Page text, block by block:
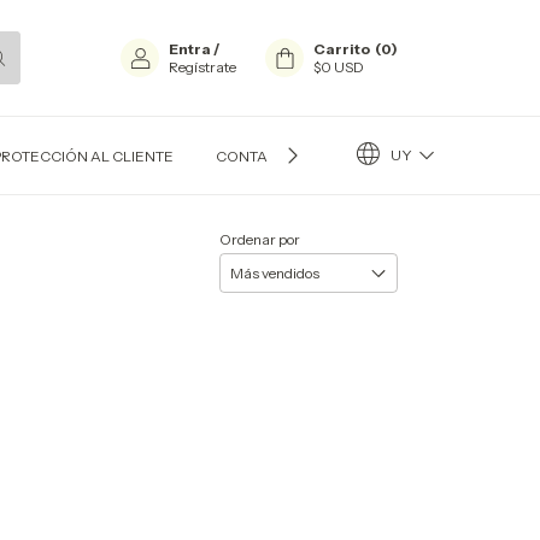
Entra /
Regístrate
Carrito (0)
$0 USD
AL CLIENTE CONTACTO BLOG UY
Ordenar por